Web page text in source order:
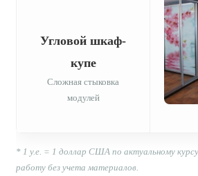
Угловой шкаф-
купе
Сложная стыковка
модулей
* 1 у.е. = 1 доллар США по актуальному
работу без учета материалов.